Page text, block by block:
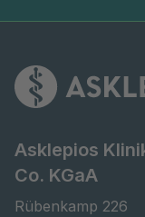
Asklepios
Co. KGaA
Rübenkamp 226